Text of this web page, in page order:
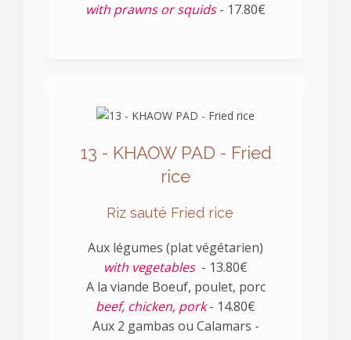
with prawns or squids- 17.80€
13 - KHAOW PAD - Fried
rice
Riz sauté Fried rice
Aux légumes (plat végétarien)
with vegetables- 13.80€
A la viande Boeuf, poulet, porc
beef, chicken, pork- 14.80€
Aux 2 gambas ou Calamars -